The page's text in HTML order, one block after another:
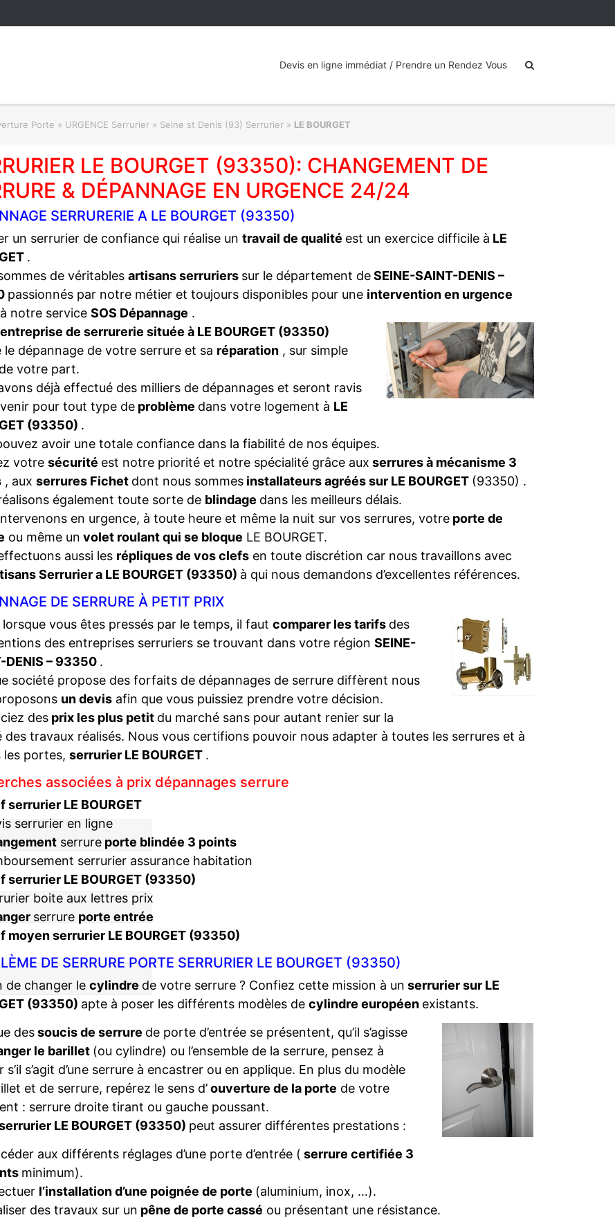
Devis en ligne immédiat / Prendre un Rendez Vous
Porte » URGENCE Serrurier » Seine st Denis (93) Serrurier » LE BOURGET
LE BOURGET (93350): CHANGEMENT DE
& DÉPANNAGE EN URGENCE 24/24
SERRURERIE A LE BOURGET (93350)
un serrurier de confiance qui réalise un travail de qualité est un exercice difficile à LE
.
de véritables artisans serruriers sur le département deSEINE-SAINT-DENIS –
passionnés par notre métier et toujours disponibles pour une intervention en urgence
notre service SOS Dépannage .
entreprise de serrurerie située à LE BOURGET (93350)
le dépannage de votre serrure et sa réparation , sur simple
votre part.
déjà effectué des milliers de dépannages et seront ravis
pour tout type de problème dans votre logement à LE
(93350) .
avoir une totale confiance dans la fiabilité de nos équipes.
votre sécurité est notre priorité et notre spécialité grâce aux serrures à mécanisme 3
, aux serrures Fichet dont nous sommes installateurs agréés sur LE BOURGET (93350) .
également toute sorte de blindage dans les meilleurs délais.
en urgence, à toute heure et même la nuit sur vos serrures, votre porte de
ou même un volet roulant qui se bloque LE BOURGET.
aussi les répliques de vos clefs en toute discrétion car nous travaillons avec
Serrurier a LE BOURGET (93350) à qui nous demandons d’excellentes références.
DE SERRURE À PETIT PRIX
lorsque vous êtes pressés par le temps, il faut comparer les tarifs des
des entreprises serruriers se trouvant dans votre région SEINE-
DENIS – 93350 .
société propose des forfaits de dépannages de serrure diffèrent nous
un devis afin que vous puissiez prendre votre décision.
des prix les plus petit du marché sans pour autant renier sur la
des travaux réalisés. Nous vous certifions pouvoir nous adapter à toutes les serrures et à
les portes, serrurier LE BOURGET .
associées à prix dépannages serrure
serrurier LE BOURGET
serrurier en ligne
serrureporte blindée 3 points
serrurier assurance habitation
serrurier LE BOURGET (93350)
boite aux lettres prix
serrure porte entrée
moyen serrurier LE BOURGET (93350)
DE SERRURE PORTE SERRURIER LE BOURGET (93350)
de changer le cylindre de votre serrure ? Confiez cette mission à un serrurier sur LE
(93350) apte à poser les différents modèles de cylindre européen existants.
dessoucis de serrure de porte d’entrée se présentent, qu’il s’agisse
le barillet (ou cylindre) ou l’ensemble de la serrure, pensez à
s’il s’agit d’une serrure à encastrer ou en applique. En plus du modèle
et de serrure, repérez le sens d’ouverture de la porte de votre
: serrure droite tirant ou gauche poussant.
LE BOURGET (93350) peut assurer différentes prestations :
aux différents réglages d’une porte d’entrée ( serrure certifiée 3
minimum).
l’installation d’une poignée de porte (aluminium, inox, …).
des travaux sur un pêne de porte cassé ou présentant une résistance.